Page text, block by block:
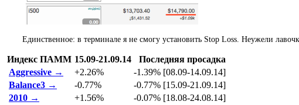
Единственное: в терминале я не смогу установить Stop Loss. Неужели
Индекс ПАММ 15.09-21.09.14
Последняя просадка
Aggressive →
+2.26%
-1.39% [08.09-14.09.14]
Balance3 →
-0.77%
-0.77% [15.09-21.09.14]
2010 →
+1.56%
-0.07% [18.08-24.08.14]